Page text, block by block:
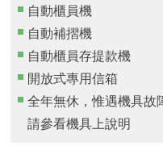
自動櫃員機
自動補摺機
自動櫃員存提款機
開放式專用信箱
全年無休，惟遇機具故
請參看機具上說明